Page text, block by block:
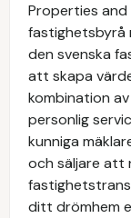
Properties
fastighetsbyrå
den svenska
att skapa
kombination
personlig
kunniga
och säljare att
ditt drömhem